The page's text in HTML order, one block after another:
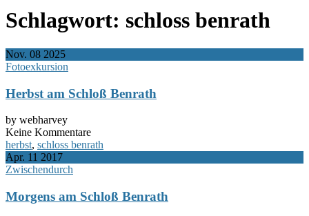
Schlagwort: schloss benrath
Nov. 08 2025
Fotoexkursion
Herbst am Schloß Benrath
by webharvey
Keine Kommentare
herbst, schloss benrath
Apr. 11 2017
Zwischendurch
Morgens am Schloß Benrath